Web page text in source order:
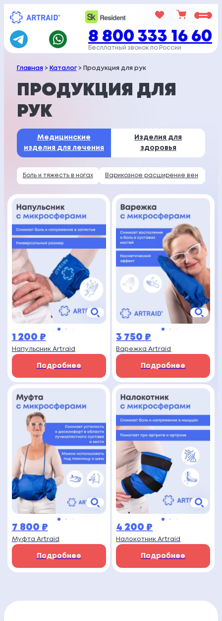
Перейти
содержимому
8 800 333 16 60
Бесплатный звонок по России
Главная> Каталог> Продукция для рук
ПРОДУКЦИЯ ДЛЯ
РУК
Медицинские
изделия для лечения
Изделия для
здоровья
Боль и тяжесть в ногах Варикозное расширение вен
1 200 ₽
Напульсник Artraid
Подробнее
3 750 ₽
Варежка Artraid
Подробнее
7 800 ₽
Муфта Artraid
Подробнее
4 200 ₽
Налокотник Artraid
Подробнее